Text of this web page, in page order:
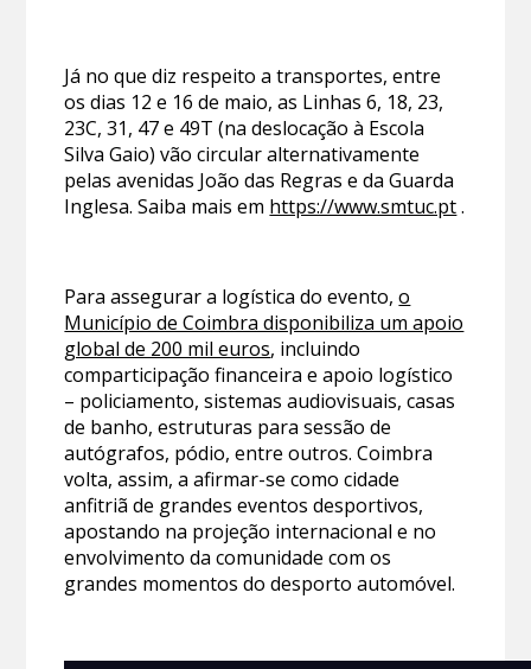
Já no que diz respeito a transportes, entre
os dias 12 e 16 de maio, as Linhas 6, 18, 23,
23C, 31, 47 e 49T (na deslocação à Escola
Silva Gaio) vão circular alternativamente
pelas avenidas João das Regras e da Guarda
Inglesa. Saiba mais em https://www.smtuc.pt.
Para assegurar a logística do evento,o
Município de Coimbra disponibiliza um apoio
global de 200 mil euros, incluindo
comparticipação financeira e apoio logístico
– policiamento, sistemas audiovisuais, casas
de banho, estruturas para sessão de
autógrafos, pódio, entre outros. Coimbra
volta, assim, a afirmar-se como cidade
anfitriã de grandes eventos desportivos,
apostando na projeção internacional e no
envolvimento da comunidade com os
grandes momentos do desporto automóvel.